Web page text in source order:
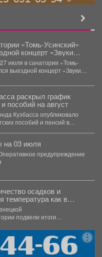
«Томь-Усинский»
концерт «Звуки
музыки и хорошего
всех отдыхающих!
выездной концерт «Звуки
раскрыл график
пособий на август
Кузбасса опубликовало
пособий и пенсий в
на 03 июля
предупреждение
осадков и
температура как в
подвели итоги
лета...